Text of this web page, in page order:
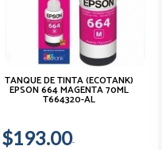
TANQUE DE TINTA (ECOTANK)
EPSON 664 MAGENTA 70ML
T664320-AL
$193.00